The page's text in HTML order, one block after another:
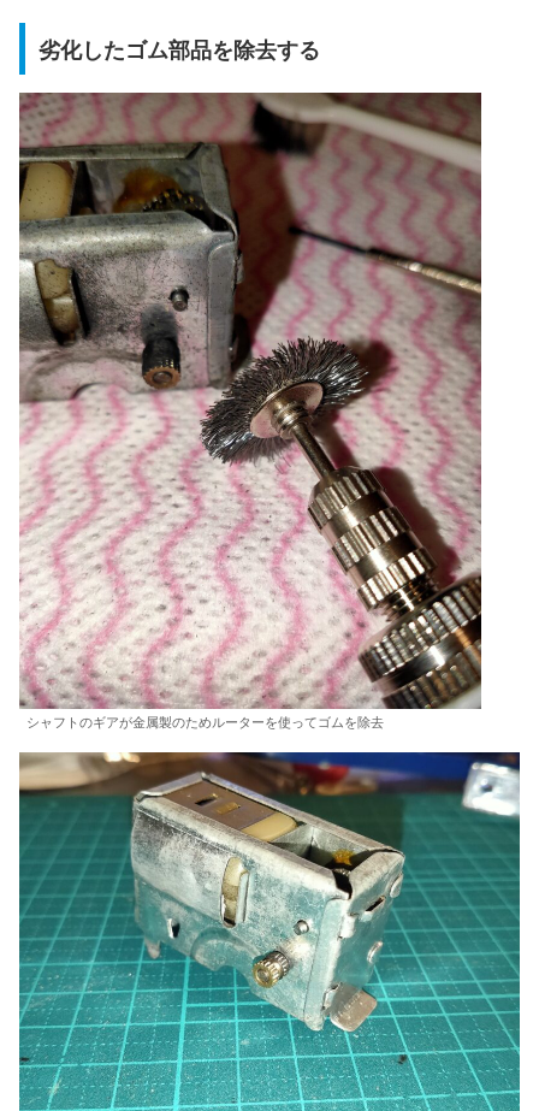
劣化したゴム部品を除去する
シャフトのギアが金属製のためルーターを使ってゴムを除去